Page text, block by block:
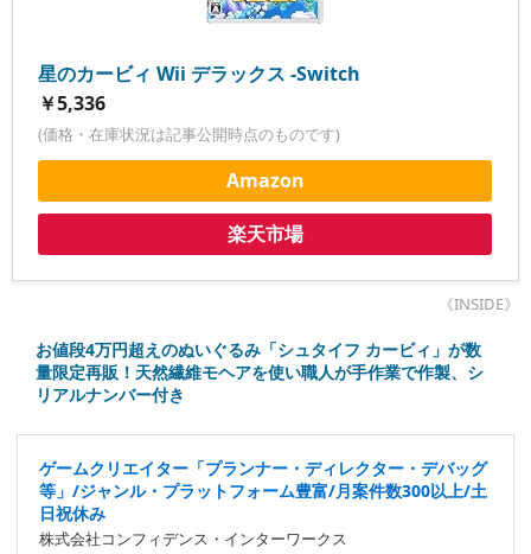
星のカービィ Wii デラックス -Switch
￥5,336
(価格・在庫状況は記事公開時点のものです)
Amazon
楽天市場
《INSIDE》
お値段4万円超えのぬいぐるみ「シュタイフ カービィ」が数
量限定再販！天然繊維モヘアを使い職人が手作業で作製、シ
リアルナンバー付き
ゲームクリエイター「プランナー・ディレクター・デバッグ
等」/ジャンル・プラットフォーム豊富/月案件数300以上/土
日祝休み
株式会社コンフィデンス・インターワークス